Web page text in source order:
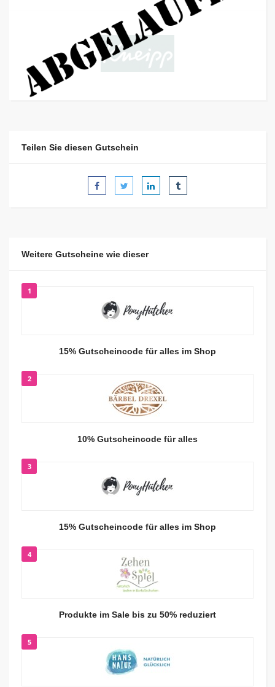
Teilen Sie diesen Gutschein
Weitere Gutscheine wie dieser
1
15% Gutscheincode für alles im Shop
2
10% Gutscheincode für alles
3
15% Gutscheincode für alles im Shop
4
Produkte im Sale bis zu 50% reduziert
5